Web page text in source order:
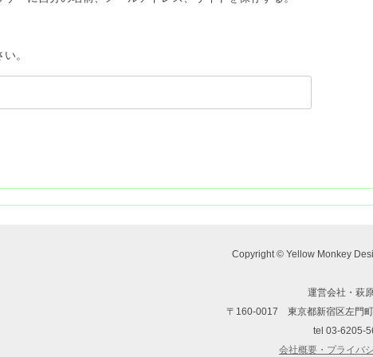
。
Copyright © Yellow Monkey
運営会社・萩
〒160-0017 東京都新宿区左門
tel 03-6205-
会社概要・プライバ